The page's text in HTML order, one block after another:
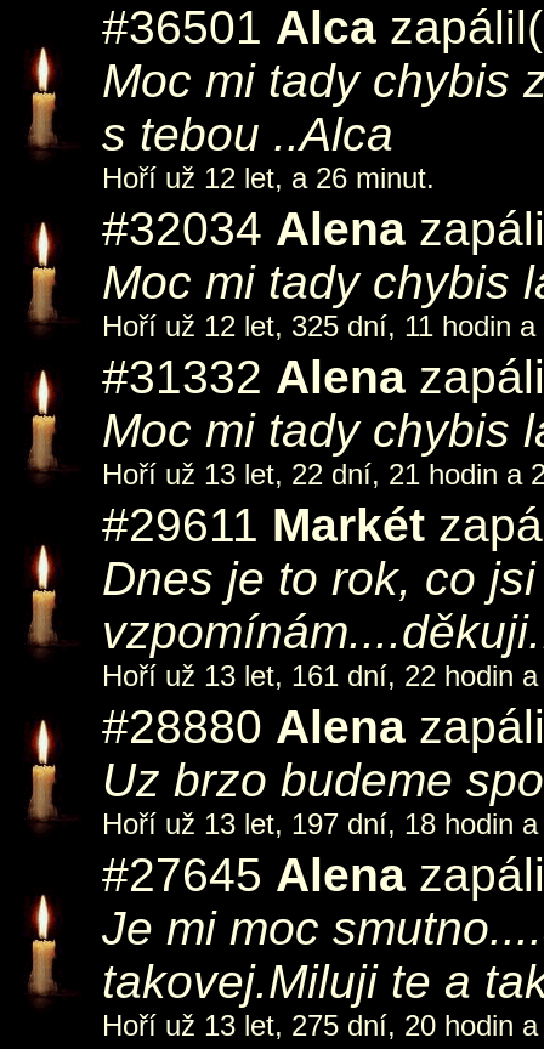
#36501 Alca
Moc mi tady chybis
s tebou ..Alca
Hoří už 12 let, a 26 minut.
#32034 Alena
Moc mi tady chybis
Hoří už 12 let, 325 dní, 11 hodin
#31332 Alena
Moc mi tady chybis
Hoří už 13 let, 22 dní, 21 hodin a
#29611 Markét
Dnes je to rok, co
Hoří už 13 let, 161 dní, 22 hodin
#28880 Alena
Uz brzo budeme
Hoří už 13 let, 197 dní, 18 hodin
#27645 Alena
Je mi moc
takovej.Miluji te a
Hoří už 13 let, 275 dní, 20 hodin